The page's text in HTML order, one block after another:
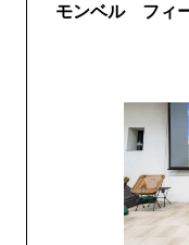
モンベル フィ